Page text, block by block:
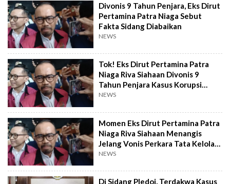
Divonis 9 Tahun Penjara, Eks Dirut
Pertamina Patra Niaga Sebut
Fakta Sidang Diabaikan
NEWS
Tok! Eks Dirut Pertamina Patra
Niaga Riva Siahaan Divonis 9
Tahun Penjara Kasus Korupsi
Minyak
NEWS
Momen Eks Dirut Pertamina Patra
Niaga Riva Siahaan Menangis
Jelang Vonis Perkara Tata Kelola
Minyak
NEWS
Di Sidang Pledoi, Terdakwa Kasus